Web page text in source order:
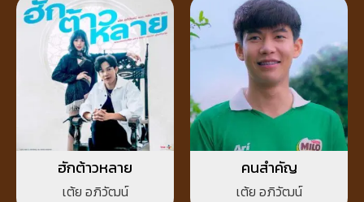
ฮักต้าวหลาย
เต้ย อภิวัฒน์
คนสำคัญ
เต้ย อภิวัฒน์